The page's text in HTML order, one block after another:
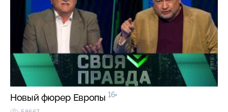
Новый фюрер Европы 16+